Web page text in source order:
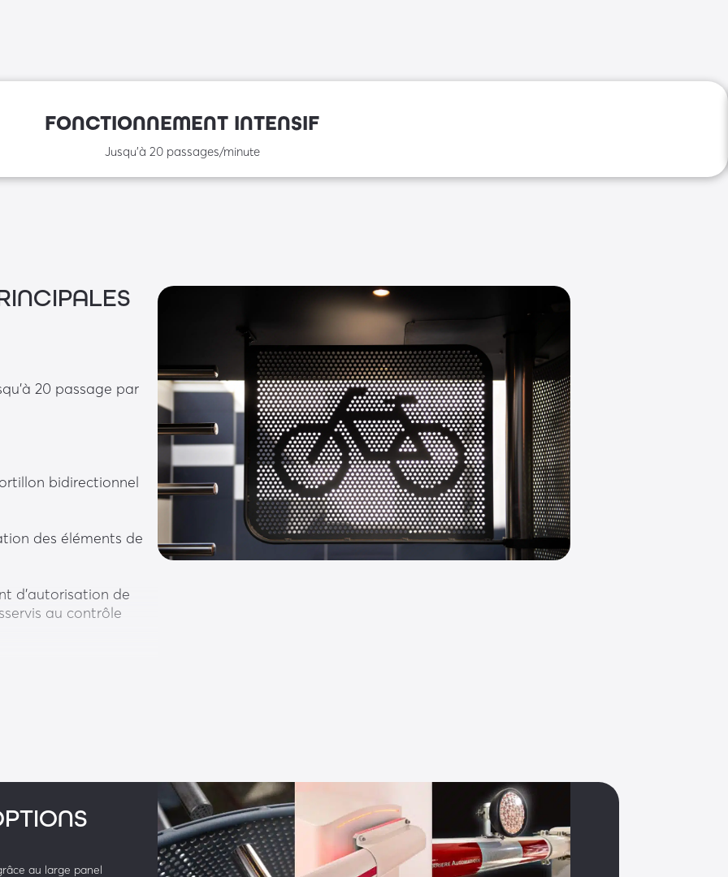
FONCTIONNEMENT INTENSIF
Jusqu'à 20 passages/minute
20 passage par
bidirectionnel
des éléments de
d’autorisation de
au contrôle
précise de la
au large panel